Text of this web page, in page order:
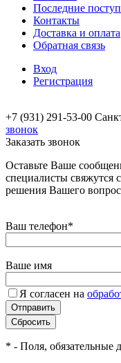
Последние
Контакты
Доставка и оплата
Обратная связь
Вход
Регистрация
+7 (931) 291-53-00
звонок
Заказать звонок
Оставьте Ваше
специалисты свяжутся
решения Вашего
Ваш телефон*
Ваше имя
Я согласен на
* - Поля, обязательные